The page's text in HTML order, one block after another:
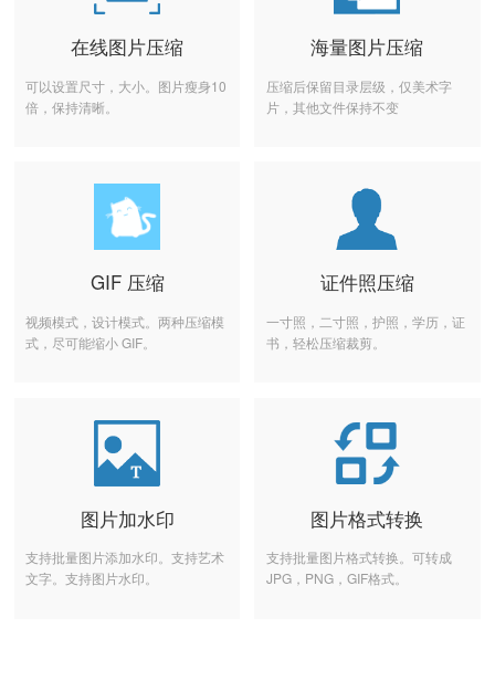
在线图片压缩
可以设置尺寸，大小。图片瘦身10
倍，保持清晰。
海量图片压缩
压缩后保留目录层级，仅美术字
片，其他文件保持不变
GIF 压缩
视频模式，设计模式。两种压缩模
式，尽可能缩小 GIF。
证件照压缩
一寸照，二寸照，护照，学历，证
书，轻松压缩裁剪。
图片加水印
支持批量图片添加水印。支持艺术
文字。支持图片水印。
图片格式转换
支持批量图片格式转换。可转成
JPG，PNG，GIF格式。